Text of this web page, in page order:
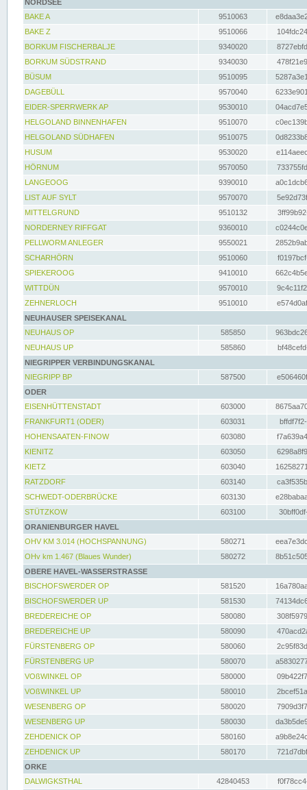
NORDSEE
BAKE A
9510063
BAKE Z
9510066
BORKUM FISCHERBALJE
9340020
BORKUM SÜDSTRAND
9340030
BÜSUM
9510095
DAGEBÜLL
9570040
EIDER-SPERRWERK AP
9530010
HELGOLAND BINNENHAFEN
9510070
HELGOLAND SÜDHAFEN
9510075
HUSUM
9530020
HÖRNUM
9570050
LANGEOOG
9390010
LIST AUF SYLT
9570070
MITTELGRUND
9510132
NORDERNEY RIFFGAT
9360010
PELLWORM ANLEGER
9550021
SCHARHÖRN
9510060
SPIEKEROOG
9410010
WITTDÜN
9570010
ZEHNERLOCH
9510010
NEUHAUSER SPEISEKANAL
NEUHAUS OP
585850
NEUHAUS UP
585860
NIEGRIPPER VERBINDUNGSKANAL
NIEGRIPP BP
587500
ODER
EISENHÜTTENSTADT
603000
FRANKFURT1 (ODER)
603031
HOHENSAATEN-FINOW
603080
KIENITZ
603050
KIETZ
603040
RATZDORF
603140
SCHWEDT-ODERBRÜCKE
603130
STÜTZKOW
603100
ORANIENBURGER HAVEL
OHV KM 3.014 (HOCHSPANNUNG)
580271
OHv km 1.467 (Blaues Wunder)
580272
OBERE HAVEL-WASSERSTRASSE
BISCHOFSWERDER OP
581520
BISCHOFSWERDER UP
581530
BREDEREICHE OP
580080
BREDEREICHE UP
580090
FÜRSTENBERG OP
580060
FÜRSTENBERG UP
580070
VOßWINKEL OP
580000
VOßWINKEL UP
580010
WESENBERG OP
580020
WESENBERG UP
580030
ZEHDENICK OP
580160
ZEHDENICK UP
580170
ORKE
DALWIGKSTHAL
42840453